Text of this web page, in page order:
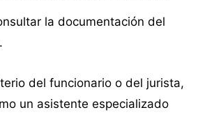
la documentación del
del funcionario o del jurista,
un asistente especializado